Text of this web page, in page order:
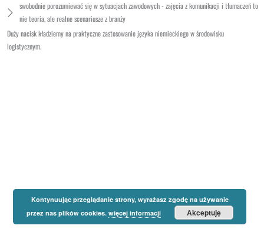
swobodnie porozumiewać się w sytuacjach zawodowych - zajęcia z komunikacji i tłumaczeń to
nie teoria, ale realne scenariusze z branży
Duży nacisk kładziemy na praktyczne zastosowanie języka niemieckiego w środowisku
logistycznym.
Kontynuując przeglądanie strony, wyrażasz zgodę na używanie
przez nas plików cookies. więcej informacji Akceptuję